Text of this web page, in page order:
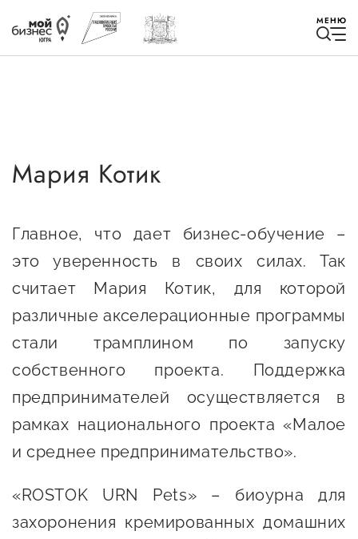
МЕНЮ
Избранное
Истории успеха
Мероприятия
Онлайн-витрина продукции
Социальные сети "Мой
Меры поддержки
Мария Котик
Главное, что дает бизнес-обучение –
это уверенность в своих силах. Так
считает Мария Котик, для которой
различные акселерационные программы
стали трамплином по запуску
собственного проекта. Поддержка
предпринимателей осуществляется в
рамках национального проекта «Малое
и среднее предпринимательство».
«ROSTOK URN Pets» – биоурна для
захоронения кремированных домашних